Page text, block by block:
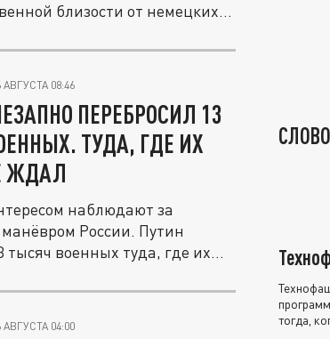
близости от немецких
АВГУСТА 08:46
ПЕРЕБРОСИЛ 13
ТУДА, ГДЕ ИХ
ЖДАЛ
наблюдают за
России. Путин
тысяч военных туда, где их
АВГУСТА 04:00
тогда,